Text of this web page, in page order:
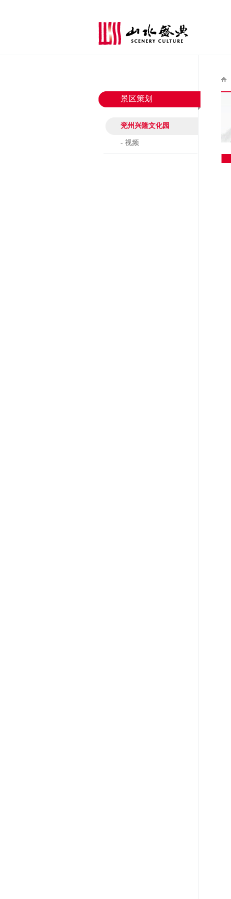
景区策划
兖州兴隆文化园
- 视频